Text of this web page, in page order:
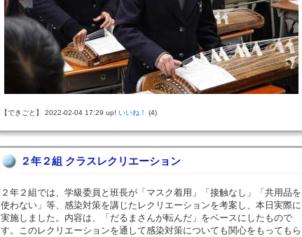
【できごと】 2022-02-04 17:29 up! いいね！ (4)
２年２組 クラスレクリエーション
２年２組では、学級委員と班長が「マスク着用」「接触なし」「共用品を
使わない」等、感染対策を講じたレクリエーションを考案し、本日実際に
実施しました。内容は、「だるまさんが転んだ」をベースにしたもので
す。このレクリエーションを通して感染対策についても関心をもってもら